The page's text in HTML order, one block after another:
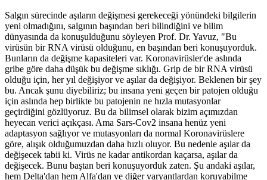
Salgın sürecinde aşıların değişmesi gerekeceği yönündeki bilgilerin
yeni olmadığını, salgının başından beri bilindiğini ve bilim
dünyasında da konuşulduğunu söyleyen Prof. Dr. Yavuz, "Bu
virüsün bir RNA virüsü olduğunu, en başından beri konuşuyorduk.
Bunların da değişme kapasiteleri var. Koronavirüsler'de aslında
gribe göre daha düşük bu değişme sıklığı. Grip de bir RNA virüsü
olduğu için, her yıl değişiyor ve aşılar da değişiyor. Beklenen bir şey
bu. Ancak şunu diyebiliriz; bu insana yeni geçen bir patojen olduğu
için aslında hep birlikte bu patojenin ne hızla mutasyonlar
geçirdiğini gözlüyoruz. Bu da bilimsel olarak bizim açımızdan
heyecan verici açıkçası. Ama Sars-Cov2 insana henüz yeni
adaptasyon sağlıyor ve mutasyonları da normal Koronavirüslere
göre, alışık olduğumuzdan daha hızlı oluyor. Bu nedenle aşılar da
değişecek tabii ki. Virüs ne kadar antikordan kaçarsa, aşılar da
değişecek. Bunu baştan beri konuşuyorduk zaten. Şu andaki aşılar,
hem Delta'dan hem Alfa'dan ve diğer varyantlardan koruyabilme